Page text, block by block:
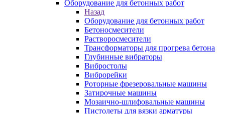
Оборудование для бетонных работ
Назад
Оборудование для бетонных работ
Бетоносмесители
Растворосмесители
Трансформаторы для прогрева бетона
Глубинные вибраторы
Вибростолы
Виброрейки
Роторные фрезеровальные машины
Затирочные машины
Мозаично-шлифовальные машины
Пистолеты для вязки арматуры